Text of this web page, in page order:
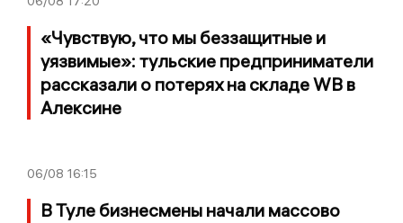
«Чувствую, что мы беззащитные и
уязвимые»: тульские предприниматели
рассказали о потерях на складе WB в
Алексине
06/08 16:15
В Туле бизнесмены начали массово